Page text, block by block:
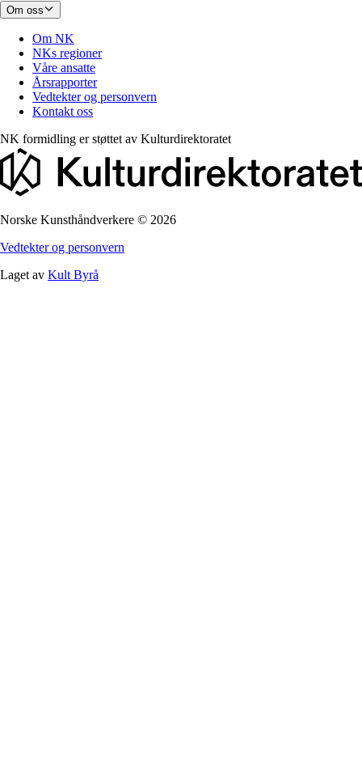
Om oss
Om NK
NKs regioner
Våre ansatte
Årsrapporter
Vedtekter og personvern
Kontakt oss
NK formidling er støttet av Kulturdirektoratet
Norske Kunsthåndverkere © 2026
Vedtekter og personvern
Laget av Kult Byrå